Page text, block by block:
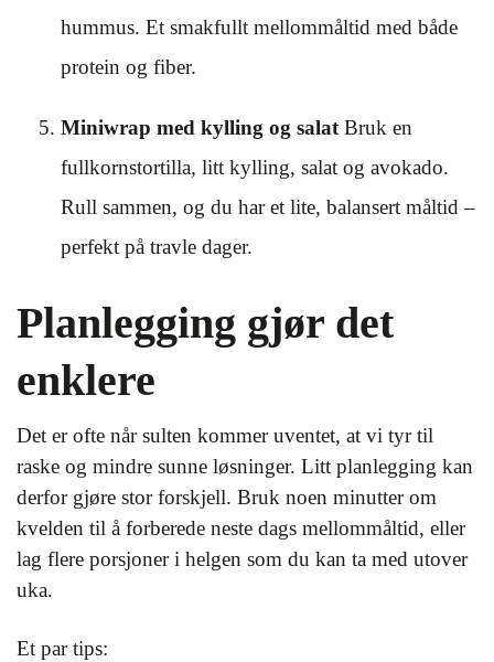
hummus. Et smakfullt mellommåltid med både
protein og fiber.
Miniwrap med kylling og salat Bruk en
fullkornstortilla, litt kylling, salat og avokado.
Rull sammen, og du har et lite, balansert måltid –
perfekt på travle dager.
Planlegging gjør det
enklere
Det er ofte når sulten kommer uventet, at vi tyr til
raske og mindre sunne løsninger. Litt planlegging kan
derfor gjøre stor forskjell. Bruk noen minutter om
kvelden til å forberede neste dags mellommåltid, eller
lag flere porsjoner i helgen som du kan ta med utover
uka.
Et par tips: